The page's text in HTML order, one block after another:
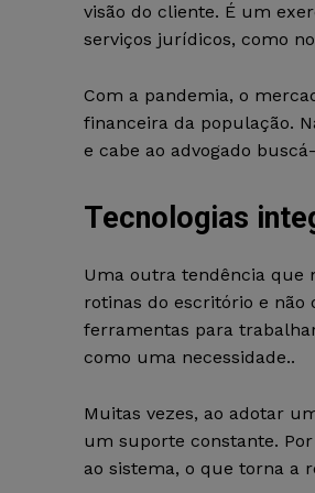
visão do cliente. É um
serviços jurídicos, como
Com a pandemia, o
financeira da população.
e cabe ao advogado
Tecnologias
Uma outra tendência que
rotinas do escritório e
ferramentas para
como uma necessidade..
Muitas vezes, ao adotar
um suporte constante.
ao sistema, o que torna a